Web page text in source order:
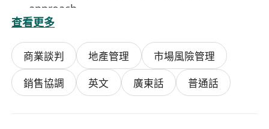
approach
Experience in flexible or short‑term leasing
is an advantage
查看更多
商業談判 地產管理
市場風險管理
銷售協調
英文 廣東話 普通話